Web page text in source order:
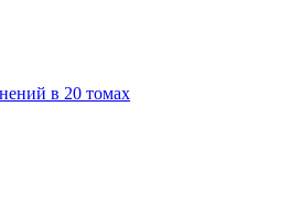
в 20 томах